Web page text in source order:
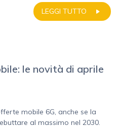
LEGGI TUTTO
le novità di aprile
mobile 6G, anche se la
al massimo nel 2030.